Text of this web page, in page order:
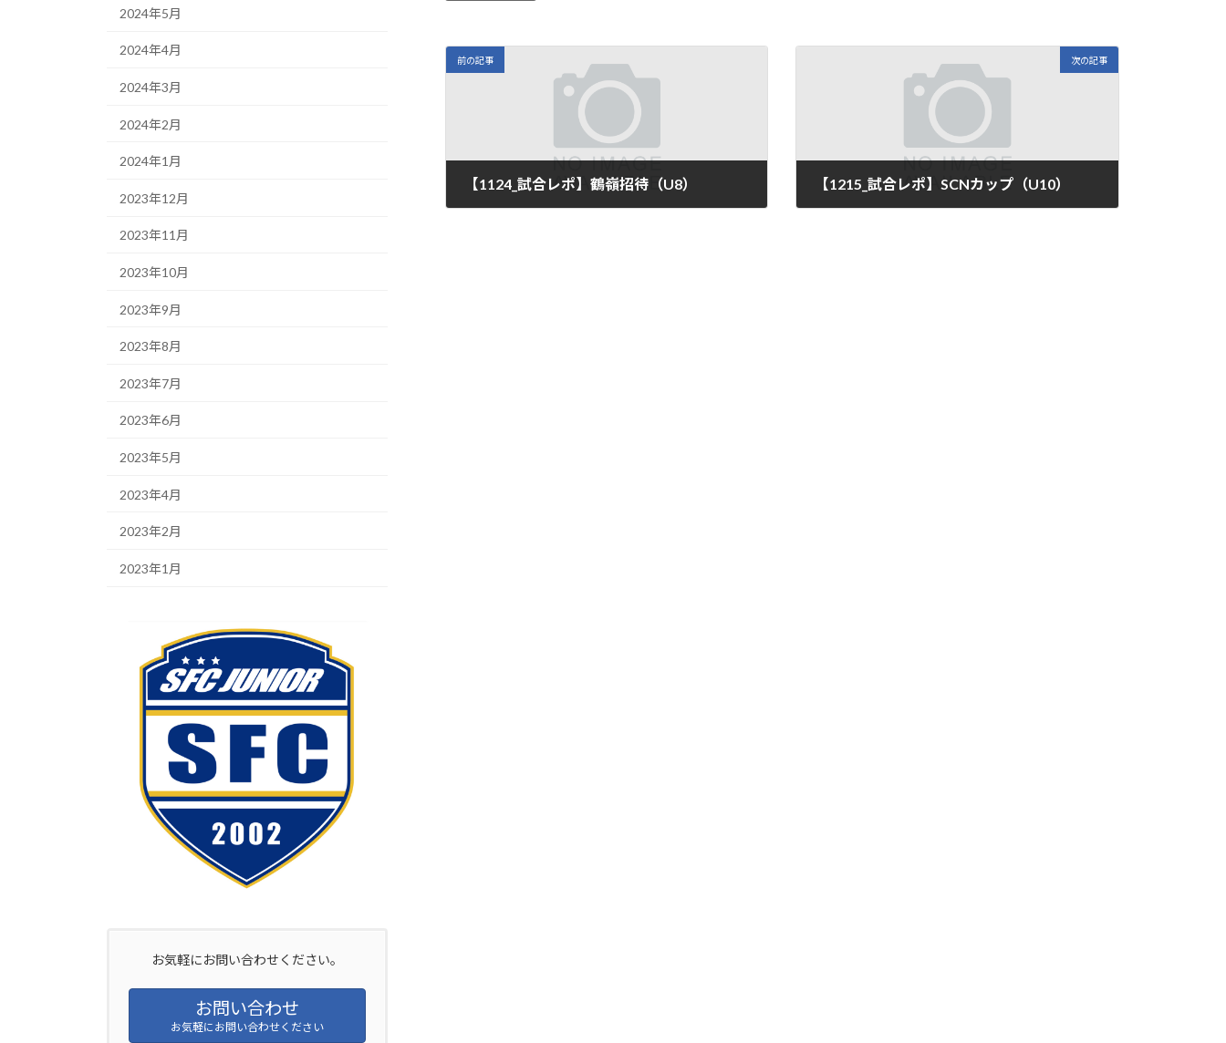
前の記事
【1124_試合レポ】鶴嶺招待（U8）
次の記事
【1215_試合レポ】SCNカップ（U10）
2024年5月
2024年4月
2024年3月
2024年2月
2024年1月
2023年12月
2023年11月
2023年10月
2023年9月
2023年8月
2023年7月
2023年6月
2023年5月
2023年4月
2023年2月
2023年1月
お気軽にお問い合わせください。
お問い合わせ
お気軽にお問い合わせください